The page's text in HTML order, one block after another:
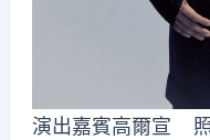
演出嘉賓高爾宣